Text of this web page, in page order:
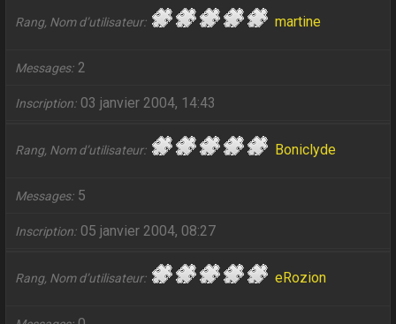
Rang, Nom d’utilisateur martine
Messages 2
Inscription 03 janvier 2004, 14:43
Rang, Nom d’utilisateur Boniclyde
Messages 5
Inscription 05 janvier 2004, 08:27
Rang, Nom d’utilisateur eRozion